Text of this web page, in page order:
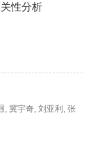
性分析
, 冀宇奇, 刘亚利 , 张